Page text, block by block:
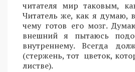
читателя мир таковым,
Читатель же, как я думаю,
чему готов его мозг.
внешний я пытаюсь
внутреннему. Всегда
(стержень, тот цветок,
листве).